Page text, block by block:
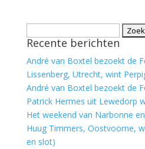
naar:
Recente berichten
André van Boxtel bezoekt de
Lissenberg, Utrecht, wint
André van Boxtel bezoekt de
Patrick Hermes uit Lewedorp
Het weekend van Narbonne
Huug Timmers, Oostvoorne,
en slot)